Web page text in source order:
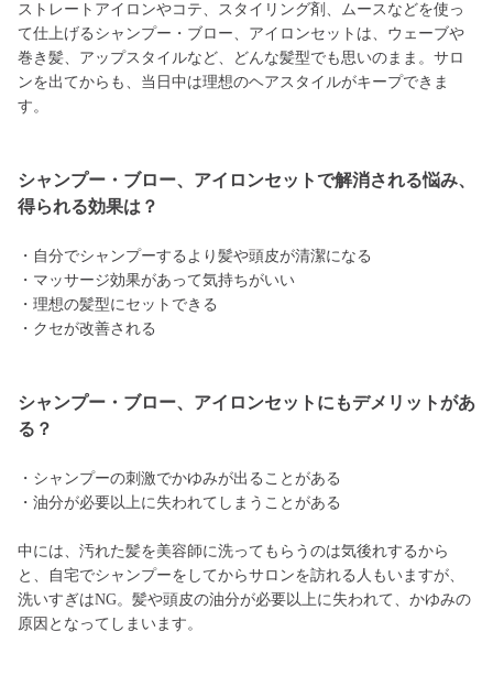
ストレートアイロンやコテ、スタイリング剤、ムースなどを使っ
て仕上げるシャンプー・ブロー、アイロンセットは、ウェーブや
巻き髪、アップスタイルなど、どんな髪型でも思いのまま。サロ
ンを出てからも、当日中は理想のヘアスタイルがキープできま
す。
シャンプー・ブロー、アイロンセットで解消される悩み、
得られる効果は？
・自分でシャンプーするより髪や頭皮が清潔になる
・マッサージ効果があって気持ちがいい
・理想の髪型にセットできる
・クセが改善される
シャンプー・ブロー、アイロンセットにもデメリットがあ
る？
・シャンプーの刺激でかゆみが出ることがある
・油分が必要以上に失われてしまうことがある
中には、汚れた髪を美容師に洗ってもらうのは気後れするから
と、自宅でシャンプーをしてからサロンを訪れる人もいますが、
洗いすぎはNG。髪や頭皮の油分が必要以上に失われて、かゆみの
原因となってしまいます。